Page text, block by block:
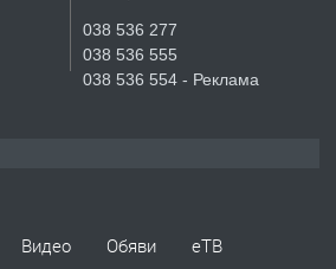
СГЛОБЯВАНЕ НА МЕБЕЛИ.
апартамент под наем в кв.
038 536 277
038 536 555
038 536 554 - Реклама
Видео Обяви
еТВ